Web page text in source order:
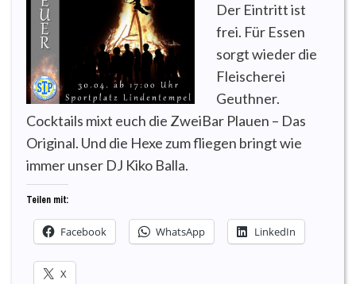
Der Eintritt ist
frei. Für Essen
sorgt wieder die
Fleischerei
Geuthner.
Cocktails mixt euch die ZweiBar Plauen – Das
Original. Und die Hexe zum fliegen bringt wie
immer unser DJ Kiko Balla.
Teilen mit:
Facebook WhatsApp LinkedIn
X